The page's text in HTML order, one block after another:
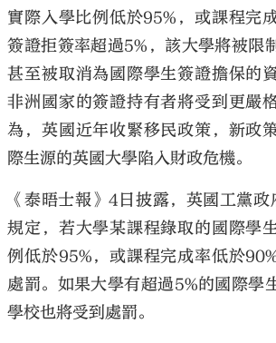
實際入學比例低於95%，或課程完
簽證拒簽率超過5%，該大學將被限
甚至被取消為國際學生簽證擔保的
非洲國家的簽證持有者將受到更嚴
為，英國近年收緊移民政策，新政
際生源的英國大學陷入財政危機。
《泰晤士報》4日披露，英國工黨
規定，若大學某課程錄取的國際學
例低於95%，或課程完成率低於
處罰。如果大學有超過5%的國際學
學校也將受到處罰。